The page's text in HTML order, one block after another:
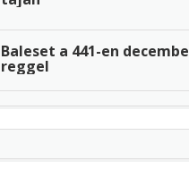
Baleset a 441-en
reggel